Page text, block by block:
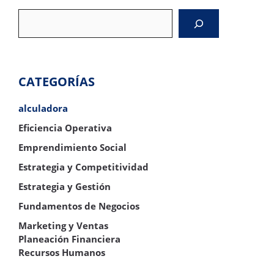
CATEGORÍAS
alculadora
Eficiencia Operativa
Emprendimiento Social
Estrategia y Competitividad
Estrategia y Gestión
Fundamentos de Negocios
Marketing y Ventas
Planeación Financiera
Recursos Humanos